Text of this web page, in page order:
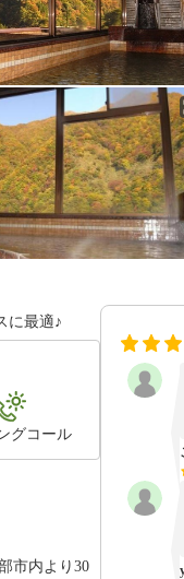
に最適♪
グコール
市内より30